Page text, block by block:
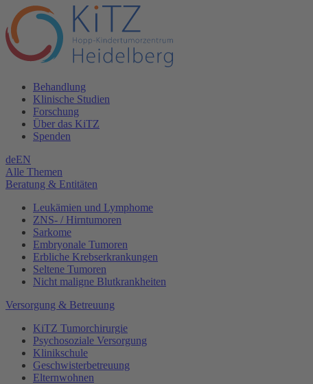
Behandlung
Klinische Studien
Forschung
Über das KiTZ
Spenden
deEN
Alle Themen
Beratung & Entitäten
Leukämien und Lymphome
ZNS- / Hirntumoren
Sarkome
Embryonale Tumoren
Erbliche Krebserkrankungen
Seltene Tumoren
Nicht maligne Blutkrankheiten
Versorgung & Betreuung
KiTZ Tumorchirurgie
Psychosoziale Versorgung
Klinikschule
Geschwisterbetreuung
Elternwohnen